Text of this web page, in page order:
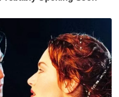
പൊതുഇടങ്ങൾ
ജനസമ്പർക്കം
പുറത്തുപോകുന്ന
ഭക്ഷണവും ഒപ്പം
ആഹാരവും
കഴിവതും